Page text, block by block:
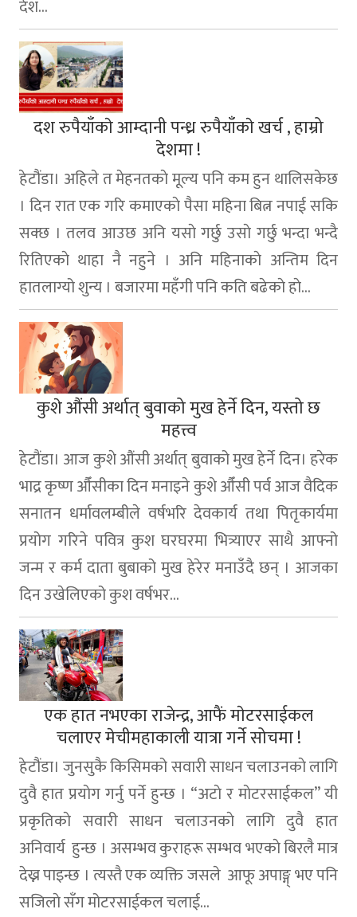
देश...
दश रुपैयाँकाे आम्दानी पन्ध्र रुपैयाँकाे खर्च , हाम्रो
देशमा !
हेटौंडा। अहिले त मेहनतकाे मूल्य पनि कम हुन थालिसकेछ
। दिन रात एक गरि कमाएकाे पैसा महिना बित्न नपाई सकि
सक्छ । तलव आउछ अनि यसाे गर्छु उसाे गर्छु भन्दा भन्दै
रितिएकाे थाहा नै नहुने । अनि महिनाकाे अन्तिम दिन
हातलाग्यो शुन्य । बजारमा महँगी पनि कति बढेकाे हाे...
कुशे औंसी अर्थात् बुवाको मुख हेर्ने दिन, यस्तो छ
महत्त्व
हेटौंडा। आज कुशे औंसी अर्थात् बुवाको मुख हेर्ने दिन। हरेक
भाद्र कृष्ण औँसीका दिन मनाइने कुशे औँसी पर्व आज वैदिक
सनातन धर्मावलम्बीले वर्षभरि देवकार्य तथा पितृकार्यमा
प्रयोग गरिने पवित्र कुश घरघरमा भित्र्याएर साथै आफ्नो
जन्म र कर्म दाता बुबाको मुख हेरेर मनाउँदै छन् । आजका
दिन उखेलिएको कुश वर्षभर...
एक हात नभएका राजेन्द्र, आफैं माेटरसाईकल
चलाएर मेचीमहाकाली यात्रा गर्ने सोचमा !
हेटौंडा। जुनसुकै किसिमको सवारी साधन चलाउनकाे लागि
दुवै हात प्रयाेग गर्नु पर्ने हुन्छ । “अटाे र माेटरसाईकल” यी
प्रकृतिकाे सवारी साधन चलाउनकाे लागि दुवै हात
अनिवार्य हुन्छ । असम्भव कुराहरू सम्भव भएकाे बिरलै मात्र
देख्न पाइन्छ । त्यस्तै एक व्यक्ति जसले आफू अपाङ्ग् भए पनि
सजिलाे सँग मोटरसाईकल चलाई...